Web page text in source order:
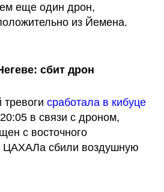
еще один дрон,
из Йемена.
сбит дрон
сработала в кибуце
в связи с дроном,
с восточного
ЦАХАЛа сбили воздушную